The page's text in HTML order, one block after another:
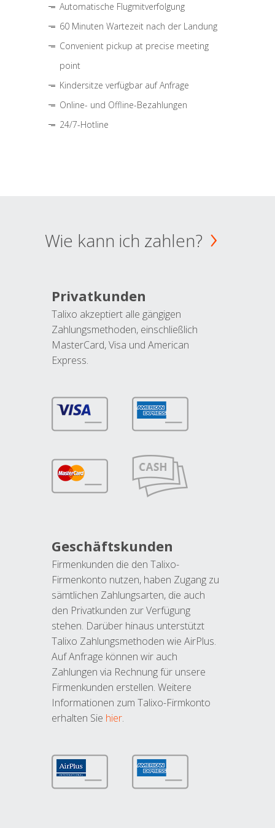
Automatische Flugmitverfolgung
60 Minuten Wartezeit nach der Landung
Convenient pickup at precise meeting
point
Kindersitze verfügbar auf Anfrage
Online- und Offline-Bezahlungen
24/7-Hotline
Wie kann ich zahlen?
Privatkunden
Talixo akzeptiert alle gängigen
Zahlungsmethoden, einschließlich
MasterCard, Visa und American
Express.
Geschäftskunden
Firmenkunden die den Talixo-
Firmenkonto nutzen, haben Zugang zu
sämtlichen Zahlungsarten, die auch
den Privatkunden zur Verfügung
stehen. Darüber hinaus unterstützt
Talixo Zahlungsmethoden wie AirPlus.
Auf Anfrage können wir auch
Zahlungen via Rechnung für unsere
Firmenkunden erstellen. Weitere
Informationen zum Talixo-Firmkonto
erhalten Sie hier.